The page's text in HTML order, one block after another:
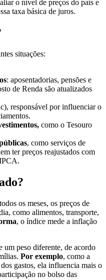
o nível de preços do país e
taxa básica de juros.
situações:
: aposentadorias, pensões e
de Renda são atualizados
responsável por influenciar o
como o Tesouro
, como serviços de
ter preços reajustados com
os meses, os preços de
como alimentos, transporte,
, o índice mede a inflação
um peso diferente, de acordo
Por exemplo, como a
gastos, ela influencia mais o
no bolso das